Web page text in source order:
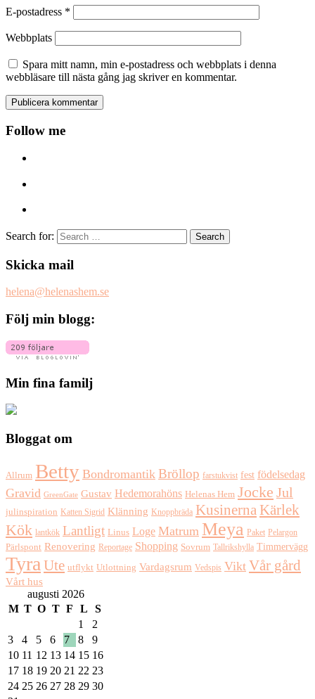
E-postadress *
Webbplats
Spara mitt namn, min e-postadress och webbplats i denna
webbläsare till nästa gång jag skriver en kommentar.
Follow me
Search for:
Skicka mail
helena@helenashem.se
Följ min blogg:
Min fina familj
Bloggat om
Allrum Betty Bondromantik Bröllop farstukvist fest födelsedag
Gravid GreenGate Gustav Hedemorahöns Helenas Hem Jocke Jul
julinspiration Katten Sigrid Klänning Knoppbräda Kusinerna Kärlek
Kök lantkök Lantligt Linus Loge Matrum Meya Paket Pelargon
Pärlspont Renovering Reportage Shopping Sovrum Tallrikshylla Timmervägg
Tyra Ute utflykt Utlottning Vardagsrum Vedspis Vikt Vår gård
Vårt hus
augusti 2026
M T O T F L
S
1
2
3
4 5 6 7 8
9
10 11 12 13 14 15 16
17 18 19 20 21 22 23
24 25 26 27 28 29 30